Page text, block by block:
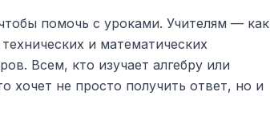
помочь с уроками. Учителям — как
и математических
Всем, кто изучает алгебру или
хочет не просто получить ответ, но и